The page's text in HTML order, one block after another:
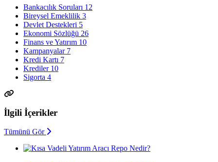
Bankacılık Soruları 12
Bireysel Emeklilik 3
Devlet Destekleri 5
Ekonomi Sözlüğü 26
Finans ve Yatırım 10
Kampanyalar 7
Kredi Kartı 7
Krediler 10
Sigorta 4
İlgili İçerikler
Tümünü Gör